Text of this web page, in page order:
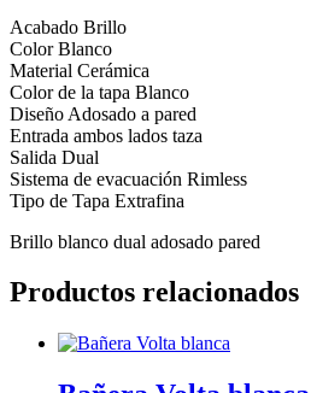
Acabado Brillo
ColorBlanco
Material Cerámica
Color de la tapa Blanco
Diseño Adosado a pared
Entrada ambos lados taza
Salida Dual
Sistema de evacuación Rimless
Tipo de Tapa Extrafina
Brillo blanco dual adosado pared
Productos relacionados